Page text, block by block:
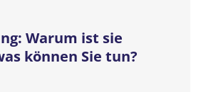
Warum ist sie
können Sie tun?